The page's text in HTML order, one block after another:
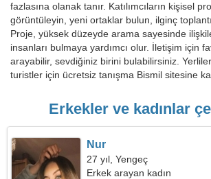
fazlasına olanak tanır. Katılımcıların kişisel
görüntüleyin, yeni ortaklar bulun, ilginç
Proje, yüksek düzeyde arama sayesinde
insanları bulmaya yardımcı olur. İletişim için
arayabilir, sevdiğiniz birini bulabilirsiniz.
turistler için ücretsiz tanışma Bismil sitesine
Erkekler ve kadınlar
Nur
27 yıl, Yengeç
Erkek arayan kadın